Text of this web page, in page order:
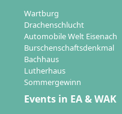
Wartburg
Drachenschlucht
Automobile Welt Eisenach
Burschenschaftsdenkmal
Bachhaus
Lutherhaus
Sommergewinn
Events in EA & WAK